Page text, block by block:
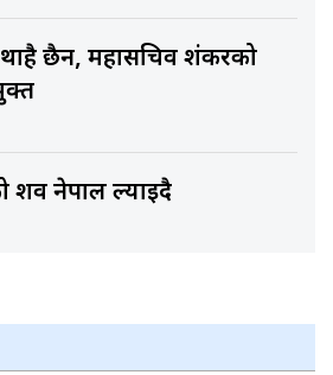
छैन, महासचिव शंकरको
नेपाल ल्याइदै